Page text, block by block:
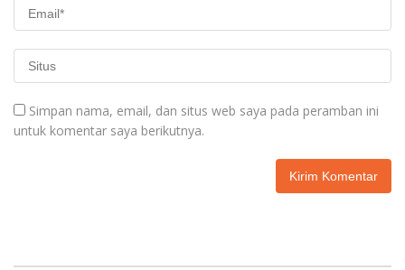
Simpan nama, email, dan situs web saya pada peramban ini
untuk komentar saya berikutnya.